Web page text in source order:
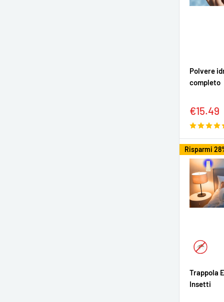
Polvere
completo
Prezzo
€15.49
Risparmi
Trappola
Insetti